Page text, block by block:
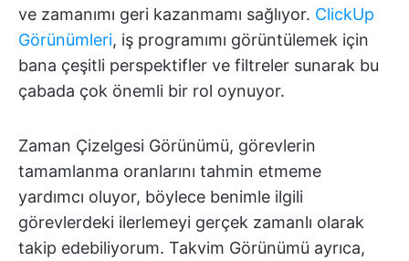
ve zamanımı geri kazanmamı sağlıyor. ClickUp
Görünümleri, iş programımı görüntülemek için
bana çeşitli perspektifler ve filtreler sunarak bu
çabada çok önemli bir rol oynuyor.
Zaman Çizelgesi Görünümü, görevlerin
tamamlanma oranlarını tahmin etmeme
yardımcı oluyor, böylece benimle ilgili
görevlerdeki ilerlemeyi gerçek zamanlı olarak
takip edebiliyorum. Takvim Görünümü ayrıca,